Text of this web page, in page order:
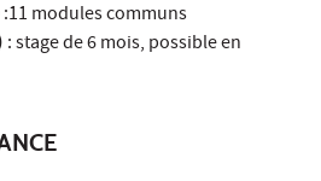
:11 modules communs
: stage de 6 mois, possible en